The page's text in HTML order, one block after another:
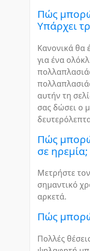
Πώς
Υπάρχει
Κανονικά θα
για ένα
αυτήν τη
σας δώσει ο
Πώς
σε ηρεμία;
Μετρήστε
σημαντικό
αρκετά.
Πώς
Πολλές